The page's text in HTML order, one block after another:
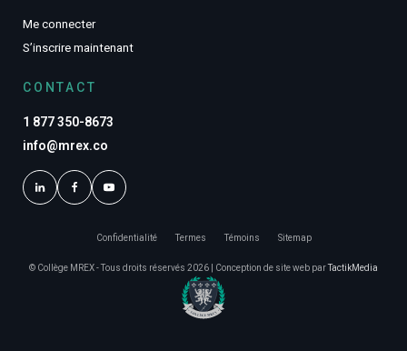
Me connecter
S’inscrire maintenant
CONTACT
1 877 350-8673
info@mrex.co
© Collège MREX - Tous droits réservés 2026 | Conception de site web parTactikMedia
Confidentialité Termes Témoins Sitemap